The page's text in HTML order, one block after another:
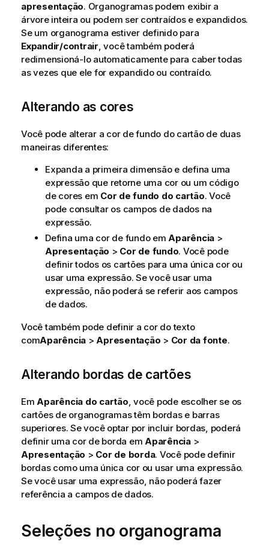
apresentação. Organogramas podem exibir a
árvore inteira ou podem ser contraídos e expandidos.
Se um organograma estiver definido para
Expandir/contrair, você também poderá
redimensioná-lo automaticamente para caber todas
as vezes que ele for expandido ou contraído.
Alterando as cores
Você pode alterar a cor de fundo do cartão de duas
maneiras diferentes:
Expanda a primeira dimensão e defina uma
expressão que retorne uma cor ou um código
de cores em Cor de fundo do cartão. Você
pode consultar os campos de dados na
expressão.
Defina uma cor de fundo emAparência >
Apresentação > Cor de fundo. Você pode
definir todos os cartões para uma única cor ou
usar uma expressão. Se você usar uma
expressão, não poderá se referir aos campos
de dados.
Você também pode definir a cor do texto
comAparência >Apresentação > Cor da fonte.
Alterando bordas de cartões
EmAparência do cartão, você pode escolher se os
cartões de organogramas têm bordas e barras
superiores. Se você optar por incluir bordas, poderá
definir uma cor de borda em Aparência>
Apresentação > Cor de borda. Você pode definir
bordas como uma única cor ou usar uma expressão.
Se você usar uma expressão, não poderá fazer
referência a campos de dados.
Seleções no organograma